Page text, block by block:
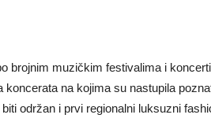
brojnim muzičkim festivalima i
na kojima su nastupila
održan i prvi regionalni luksuzni